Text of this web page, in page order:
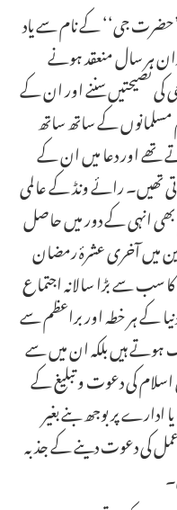
’’حضرت جی‘‘ کے نام سے یاد
ہر سال منعقد ہونے
کی نصیحتیں سننے اور ان کے
کے ساتھ ساتھ
تھے اور دعا میں ان کے
تھیں۔ رائے ونڈ کے عالمی
بھی انہی کے دور میں حاصل
میں آخری عشرۂ رمضان
سب سے بڑا سالانہ اجتماع
کے ہر خطہ اور براعظم سے
ہیں بلکہ ان میں سے
اسلام کی دعوت و تبلیغ کے
پر بوجھ بنے بغیر
عمل کی دعوت دینے کے جذبہ